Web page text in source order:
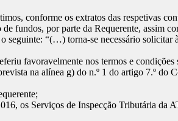
conforme os extratos das respetivas
fundos, por parte da Requerente, assim
seguinte: “(…) torna-se necessário
favoravelmente nos termos e condições
na alínea g) do n.º 1 do artigo 7.º
os Serviços de Inspecção Tributária da